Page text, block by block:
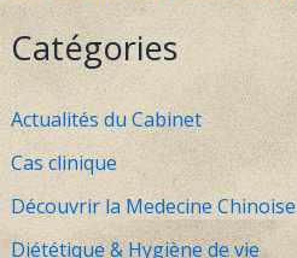
Catégories
Actualités du Cabinet
Cas clinique
Découvrir la Medecine Chinoise
Diététique & Hygiène de vie